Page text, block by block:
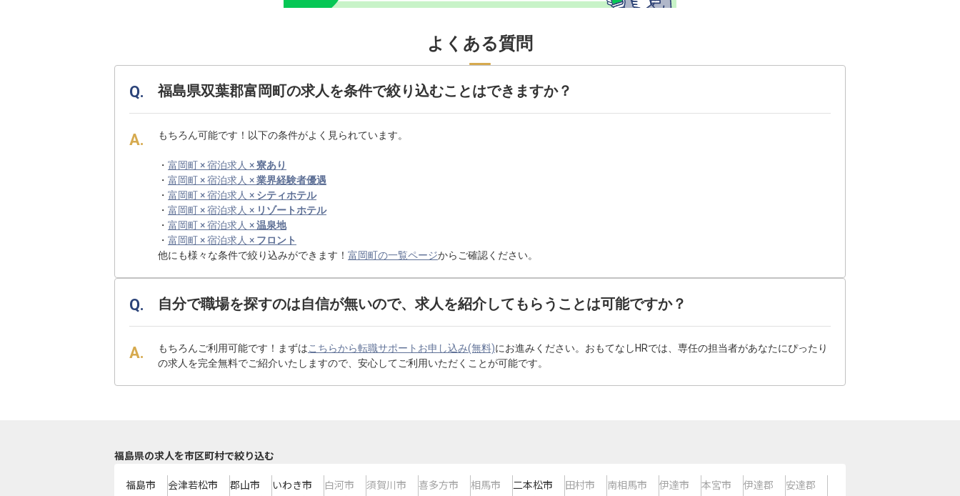
よくある質問
福島県双葉郡富岡町の求人を条件で絞り込むことはできますか？
もちろん可能です！以下の条件がよく見られています。
・ 富岡町 × 宿泊求人 ×寮あり
・ 富岡町 × 宿泊求人 ×業界経験者優遇
・ 富岡町 × 宿泊求人 × シティホテル
・ 富岡町 × 宿泊求人 × リゾートホテル
・ 富岡町 × 宿泊求人 ×温泉地
・ 富岡町 × 宿泊求人 × フロント
他にも様々な条件で絞り込みができます！ 富岡町の一覧ページからご確認ください。
自分で職場を探すのは自信が無いので、求人を紹介してもらうことは可能ですか？
もちろんご利用可能です！まずはこちらから転職サポートお申し込み(無料)にお進みください。おもてなしHRでは、専任の担当者があなたにぴったり
の求人を完全無料でご紹介いたしますので、安心してご利用いただくことが可能です。
福島県の求人を市区町村で絞り込む
福島市 会津若松市 郡山市 いわき市 白河市 須賀川市 喜多方市 相馬市 二本松市 田村市 南相馬市 伊達市 本宮市 伊達郡
安達郡